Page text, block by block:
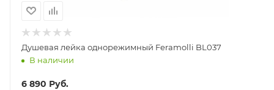
Душевая лейка однорежимный Feramolli BL037
В наличии
6 890 Руб.